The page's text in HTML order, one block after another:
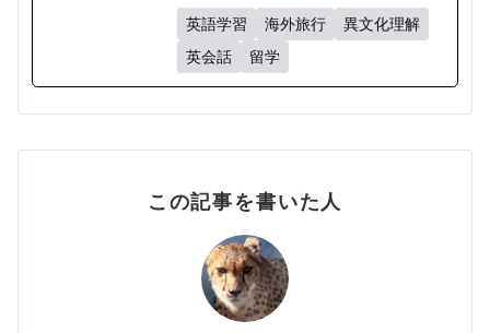
英語学習 海外旅行
異文化理解
英会話
留学
この記事を書いた人